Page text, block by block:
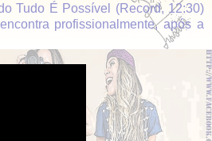
Tudo É Possível (Record, 12:30)
profissionalmente, após a